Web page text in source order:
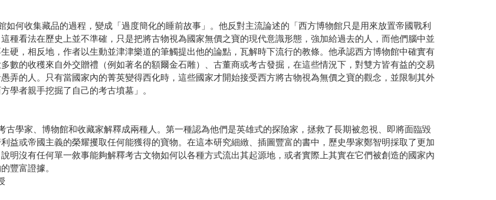
何收集藏品的過程，變成「過度簡化的睡前故事」。他反對主流論述的「西方博物館只是用來放置帝國戰利
種看法在歷史上並不準確，只是把將古物視為國家無價之寶的現代意識形態，強加給過去的人，而他們腦中並
硬，相反地，作者以生動並津津樂道的筆觸提出他的論點，瓦解時下流行的教條。他承認西方博物館中確實有
數的收穫來自外交贈禮（例如著名的額爾金石雕）、古董商或考古發掘，在這些情況下，對雙方皆有益的交易
弄的人。只有當國家內的菁英變得西化時，這些國家才開始接受西方將古物視為無價之寶的觀念，並限制其外
學者親手挖掘了自己的考古墳墓」。
學家、博物館和收藏家解釋成兩種人。第一種認為他們是英雄式的探險家，拯救了長期被忽視、即將面臨毀
益或帝國主義的榮耀攫取任何能獲得的寶物。在這本研究細緻、插圖豐富的書中，歷史學家鄭智明採取了更加
明沒有任何單一敘事能夠解釋考古文物如何以各種方式流出其起源地，或者實際上其實在它們被創造的國家內
豐富證據。